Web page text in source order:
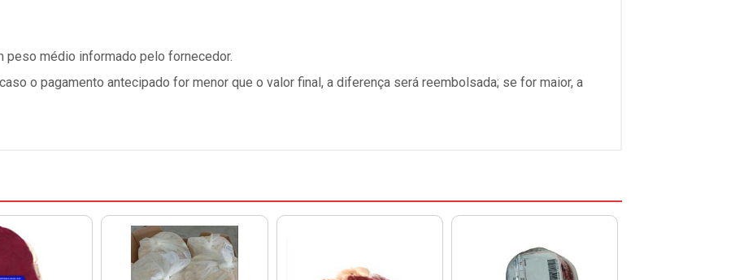
médio informado pelo fornecedor.
o pagamento antecipado for menor que o valor final, a diferença será reembolsada; se for maior, a